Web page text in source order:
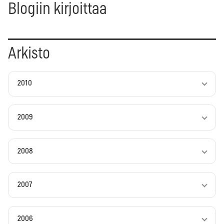
Blogiin kirjoittaa
Arkisto
2010
2009
2008
2007
2006